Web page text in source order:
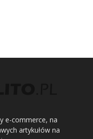
e-commerce, na
artykułów na